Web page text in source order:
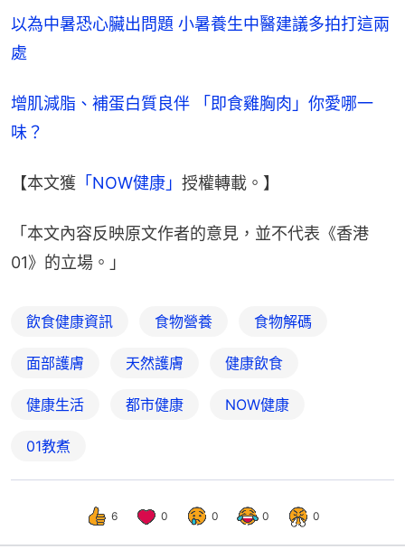
以為中暑恐心臟出問題 小暑養生中醫建議多拍打這兩
處
增肌減脂、補蛋白質良伴 「即食雞胸肉」你愛哪一
味？
【本文獲 「NOW健康」 授權轉載。】
「本文內容反映原文作者的意見，並不代表《香港
01》的立場。」
飲食健康資訊 食物營養 食物解碼
面部護膚 天然護膚 健康飲食
健康生活 都市健康 NOW健康
01教煮
6 0 0 0 0